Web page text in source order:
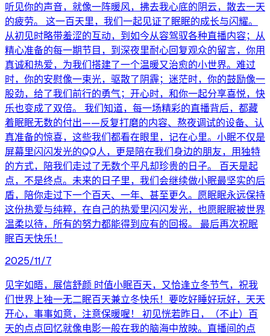
听见你的声音，就像一阵暖风，拂去我心底的阴云，散去一天
的疲劳。 这一百天里，我们一起见证了眠眠的成长与闪耀。
从初见时略带羞涩的互动，到如今从容驾驭各种直播内容；从
精心准备的每一期节目，到深夜里耐心回复观众的留言，你用
真诚和热爱，为我们搭建了一个温暖又治愈的小世界。难过
时，你的安慰像一束光，驱散了阴霾；迷茫时，你的鼓励像一
股劲，给了我们前行的勇气；开心时，和你一起分享喜悦，快
乐也变成了双倍。 我们知道，每一场精彩的直播背后，都藏
着眠眠无数的付出——反复打磨的内容、熬夜调试的设备、认
真准备的惊喜，这些我们都看在眼里，记在心里。小眠不仅是
屏幕里闪闪发光的QQ人，更是陪在我们身边的朋友，用独特
的方式，陪我们走过了无数个平凡却珍贵的日子。 百天是起
点，不是终点。未来的日子里，我们会继续做小眠最坚实的后
盾，陪你走过下一个百天、一年、甚至更久。愿眠眠永远保持
这份热爱与纯粹，在自己的热爱里闪闪发光，也愿眠眠被世界
温柔以待，所有的努力都能得到应有的回报。 最后再次祝眠
眠百天快乐！
2025/11/7
见字如晤，展信舒颜 时值小眠百天，又恰逢立冬节气，祝我
们世界上独一无二眠百天兼立冬快乐！要吃好睡好玩好，天天
开心，事事如意，注意保暖喔！ 初见恍若昨日，（不止）百
天的点点回忆就像电影一般在我的脑海中放映。直播间的点